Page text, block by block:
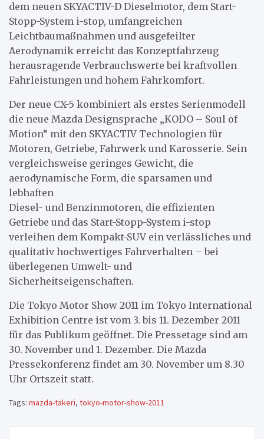
dem neuen SKYACTIV-D Dieselmotor, dem Start-
Stopp-System i-stop, umfangreichen
Leichtbaumaßnahmen und ausgefeilter
Aerodynamik erreicht das Konzeptfahrzeug
herausragende Verbrauchswerte bei kraftvollen
Fahrleistungen und hohem Fahrkomfort.
Der neue CX-5 kombiniert als erstes Serienmodell
die neue Mazda Designsprache „KODO – Soul of
Motion“ mit den SKYACTIV Technologien für
Motoren, Getriebe, Fahrwerk und Karosserie. Sein
vergleichsweise geringes Gewicht, die
aerodynamische Form, die sparsamen und
lebhaften
Diesel- und Benzinmotoren, die effizienten
Getriebe und das Start-Stopp-System i-stop
verleihen dem Kompakt-SUV ein verlässliches und
qualitativ hochwertiges Fahrverhalten – bei
überlegenen Umwelt- und
Sicherheitseigenschaften.
Die Tokyo Motor Show 2011 im Tokyo International
Exhibition Centre ist vom 3. bis 11. Dezember 2011
für das Publikum geöffnet. Die Pressetage sind am
30. November und 1. Dezember. Die Mazda
Pressekonferenz findet am 30. November um 8.30
Uhr Ortszeit statt.
Tags: mazda-takeri, tokyo-motor-show-2011